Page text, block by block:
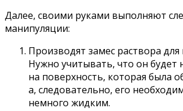
Далее, своими руками выполняют
манипуляции:
Производят замес раствора для
Нужно учитывать, что он будет
на поверхность, которая была
а, следовательно, его
немного жидким.